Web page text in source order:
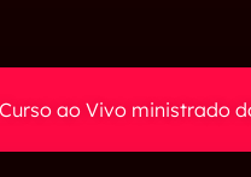
Curso ao Vivo ministrado